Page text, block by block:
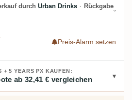
durch Urban Drinks · Rückgabe
Preis-Alarm setzen
+ 5 YEARS PX KAUFEN:
ab 32,41 € vergleichen